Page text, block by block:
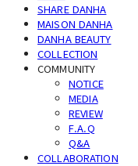
SHARE DANHA
MAISON DANHA
DANHA BEAUTY
COLLECTION
COMMUNITY
NOTICE
MEDIA
REVIEW
F.A.Q
Q&A
COLLABORATION